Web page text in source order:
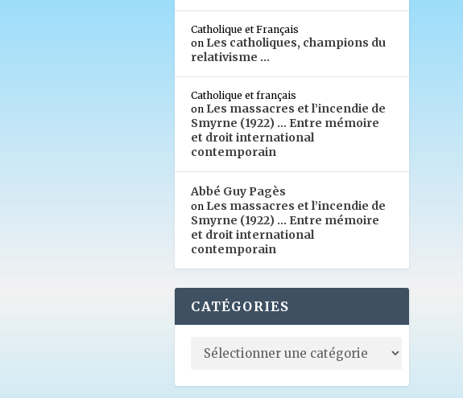
Catholique et Français
on Les catholiques, champions du
relativisme …
Catholique et français
on Les massacres et l’incendie de
Smyrne (1922) … Entre mémoire
et droit international
contemporain
Abbé Guy Pagès
on Les massacres et l’incendie de
Smyrne (1922) … Entre mémoire
et droit international
contemporain
CATÉGORIES